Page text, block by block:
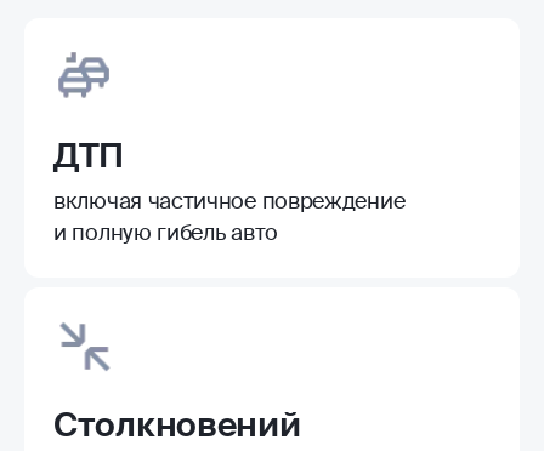
ДТП
включая частичное повреждение
и полную гибель авто
Столкновений